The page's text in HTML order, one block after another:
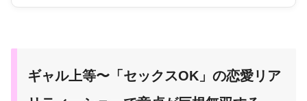
ギャル上等〜「セックスOK」の恋愛リア